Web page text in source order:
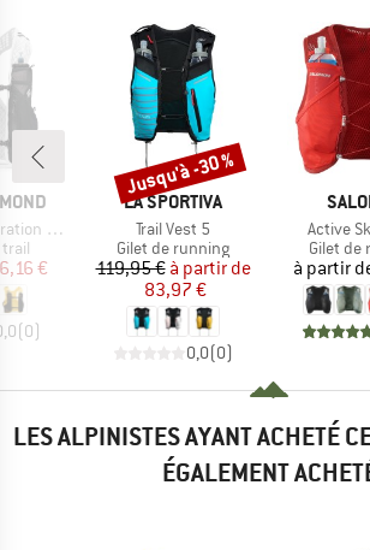
Vest
trail
réduit
€
(0)
MARQUE
LA SPORTIVA
Article
Trail Vest 5
Product group
Gilet de running
Prix
119,95 € Prix réduit
à partir de
83,97 €
0,0(0)
Remise
Jusqu'à -30 %
Article
Active
Product
Gilet de
à partir
LES ALPINISTES AYANT ACHETÉ
ÉGALEMENT